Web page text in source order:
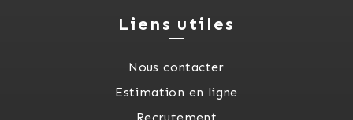
Liens utiles
Nous contacter
Estimation en ligne